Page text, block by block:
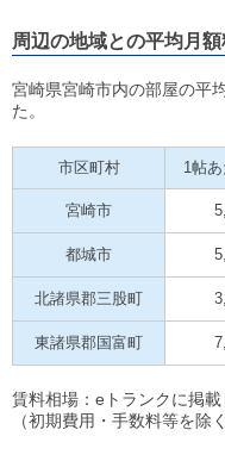
周辺の地域との平均月
宮崎県宮崎市内の部屋の平
た。
市区町村 1帖
宮崎市
都城市
北諸県郡三股町
東諸県郡国富町
賃料相場：eトランクに掲
（初期費用・手数料等を除